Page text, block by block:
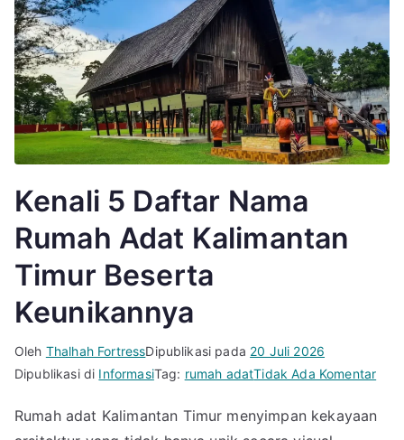
Kenali 5 Daftar Nama
Rumah Adat Kalimantan
Timur Beserta
Keunikannya
Oleh Thalhah FortressDipublikasi pada 20 Juli 2026
Dipublikasi di InformasiTag: rumah adatTidak Ada Komentar
5
Rumah adat Kalimantan Timur menyimpan kekayaan